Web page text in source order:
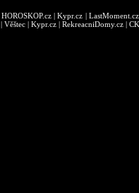
HOROSKOP.cz|Kypr.cz | LastMoment.cz
| Věštec | Kypr.cz | RekreacniDomy.cz |